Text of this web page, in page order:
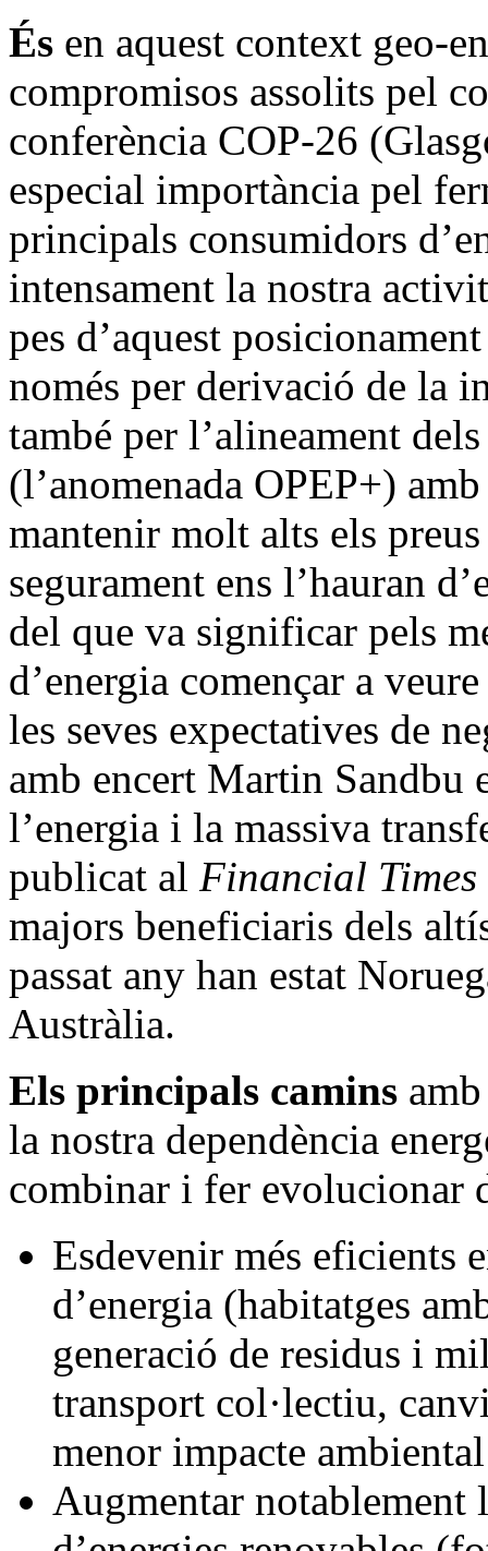
És en aquest context geo-
compromisos assolits pel
conferència COP-26
especial importància pel
principals consumidors
intensament la nostra
pes d’aquest
només per derivació de la
també per l’alineament
(l’anomenada OPEP+)
mantenir molt alts els
segurament ens l’hauran
del que va significar pels
d’energia començar a
les seves expectatives de
amb encert Martin Sandbu
l’energia i la massiva
publicat al Financial Times
majors beneficiaris dels
passat any han estat
Austràlia.
Els principals camins
la nostra dependència
combinar i fer evolucionar
Esdevenir més eficients
d’energia (habitatges
generació de residus i
transport col·lectiu,
menor impacte
Augmentar notablement